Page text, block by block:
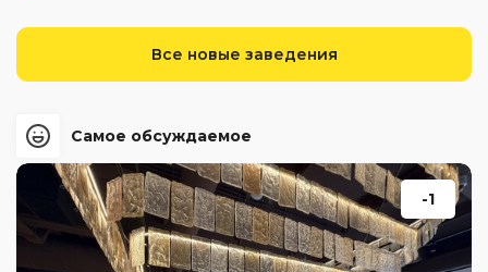
Все новые заведения
Самое обсуждаемое
-1